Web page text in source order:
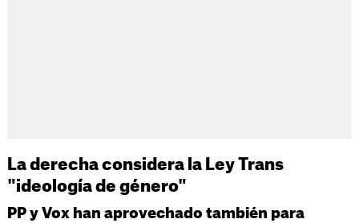
La derecha considera la Ley Trans
"ideología de género"
PP y Vox han aprovechado también para